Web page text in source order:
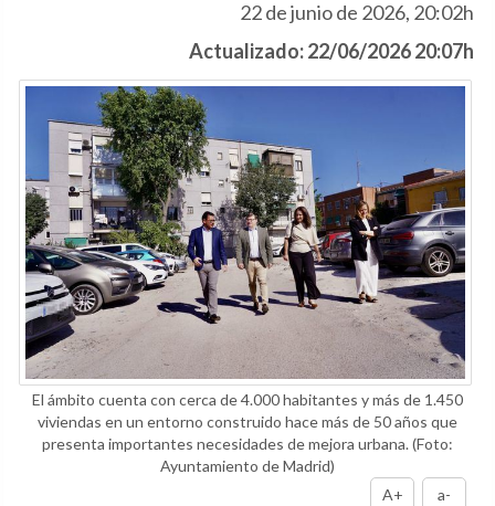
22 de junio de 2026, 20:02h
Actualizado: 22/06/2026 20:07h
El ámbito cuenta con cerca de 4.000 habitantes y más de 1.450
viviendas en un entorno construido hace más de 50 años que
presenta importantes necesidades de mejora urbana.(Foto:
Ayuntamiento de Madrid)
A+
a-